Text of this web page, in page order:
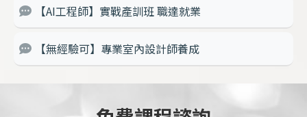
【AI工程師】實戰產訓班 職達就業
【無經驗可】專業室內設計師養成